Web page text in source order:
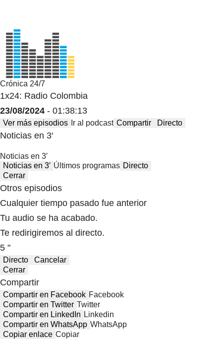
Crónica 24/7
1x24: Radio Colombia
23/08/2024 - 01:38:13
Ver más episodios Ir al podcast Compartir Directo
Noticias en 3′
Noticias en 3′
Noticias en 3′ Últimos programas Directo
Cerrar
Otros episodios
Cualquier tiempo pasado fue anterior
Tu audio se ha acabado.
Te redirigiremos al directo.
5 "
Directo
Cancelar
Cerrar
Compartir
Compartir en Facebook Facebook
Compartir en Twitter Twitter
Compartir en LinkedIn Linkedin
Compartir en WhatsApp WhatsApp
Copiar enlace Copiar